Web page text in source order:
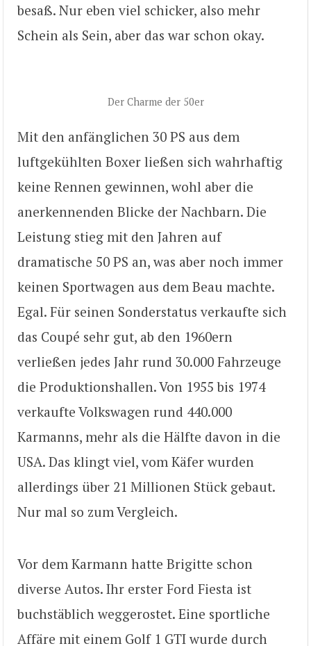
besaß. Nur eben viel schicker, also mehr
Schein als Sein, aber das war schon okay.
Der Charme der 50er
Mit den anfänglichen 30 PS aus dem
luftgekühlten Boxer ließen sich wahrhaftig
keine Rennen gewinnen, wohl aber die
anerkennenden Blicke der Nachbarn. Die
Leistung stieg mit den Jahren auf
dramatische 50 PS an, was aber noch immer
keinen Sportwagen aus dem Beau machte.
Egal. Für seinen Sonderstatus verkaufte sich
das Coupé sehr gut, ab den 1960ern
verließen jedes Jahr rund 30.000 Fahrzeuge
die Produktionshallen. Von 1955 bis 1974
verkaufte Volkswagen rund 440.000
Karmanns, mehr als die Hälfte davon in die
USA. Das klingt viel, vom Käfer wurden
allerdings über 21 Millionen Stück gebaut.
Nur mal so zum Vergleich.
Vor dem Karmann hatte Brigitte schon
diverse Autos. Ihr erster Ford Fiesta ist
buchstäblich weggerostet. Eine sportliche
Affäre mit einem Golf 1 GTI wurde durch